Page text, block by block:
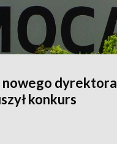
nowego dyrektora
konkurs